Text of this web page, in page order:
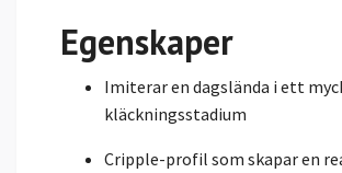
Egenskaper
Imiterar en dagslända i ett
kläckningsstadium
Cripple-profil som skapar en